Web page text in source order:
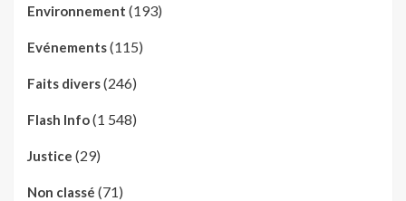
Environnement (193)
Evénements(115)
Faits divers(246)
Flash Info(1 548)
Justice (29)
Non classé (71)